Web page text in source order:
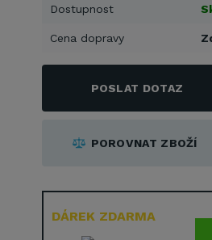
Dostupnost
Cena dopravy
POSLAT DOTAZ
POROVNAT ZBOŽÍ
DÁREK ZDARMA